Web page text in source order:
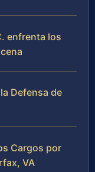
enfrenta los
Defensa de
Cargos por
VA